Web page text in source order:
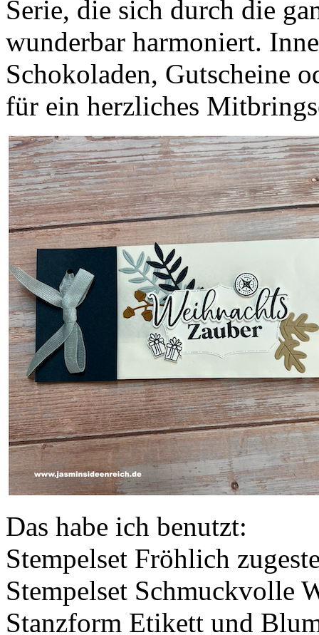
Serie, die sich durch die
wunderbar harmoniert.
Schokoladen, Gutscheine
für ein herzliches
Das habe ich benutzt:
Stempelset Fröhlich
Stempelset Schmuckvolle
Stanzform Etikett und